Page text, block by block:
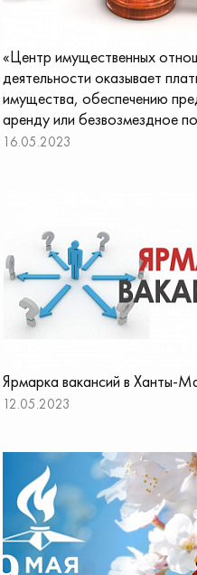
«Центр имущественных
деятельности оказывает
имущества, обеспечению
аренду или безвозмездное
16.05.2023
Ярмарка вакансий в Ханты-
12.05.2023